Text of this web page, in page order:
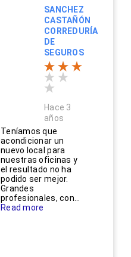
SANCHEZ
CASTAÑÓN
CORREDURÍA
DE
SEGUROS
Hace 3
años
Teníamos que
acondicionar un
nuevo local para
nuestras oficinas y
el resultado no ha
podido ser mejor.
Grandes
profesionales, con...
Read more